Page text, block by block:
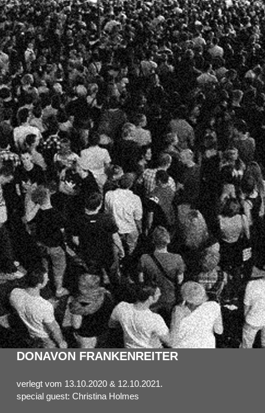
DONAVON FRANKENREITER
verlegt vom 13.10.2020 & 12.10.2021.
special guest: Christina Holmes